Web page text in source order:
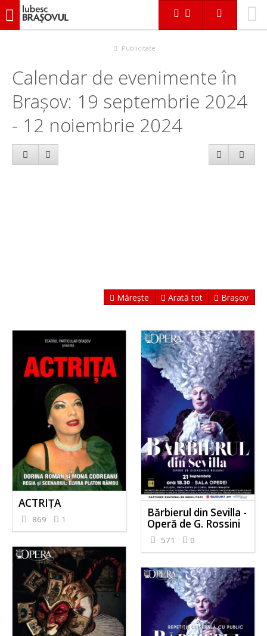
iubescbraşovul.ro
Publicitate
Calendar de evenimente în
Brașov: 19 septembrie 2024
- 12 noiembrie 2024
Mărește Arată tot Brașov
ACTRIȚA
869 1
Bărbierul din Sevilla -
Operă de G. Rossini
571 0